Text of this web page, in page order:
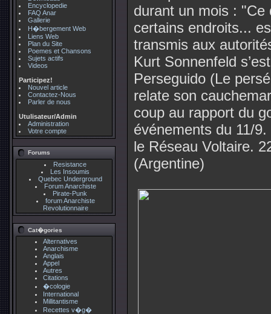
Encyclopedie
FAQ Anar
Gallerie
H�bergement Web
Liens Web
Plan du Site
Poemes et Chansons
Sujets actifs
Videos
Participez!
Nouvel article
Contactez-Nous
Parler de nous
Utulisateur/Admin
Administration
Votre compte
Forums
Resistance
Les Insoumis
Quebec Underground
Forum Anarchiste
Pirate-Punk
forum Anarchiste
Revolutionnaire
Cat�gories
Alternatives
Anarchisme
Anglais
Appel
Autres
Citations
�cologie
International
Millitantisme
Recettes v�g�
durant un mois : "Ce
certains endroits...
transmis aux
Kurt Sonnenfeld
Perseguido (Le
relate son
coup au rapport du
événements du 11/
le Réseau Voltaire.
(Argentine)